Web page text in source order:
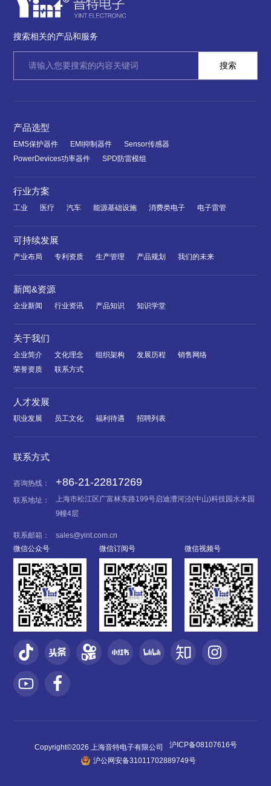
搜索相关的产品和服务
产品选型
EMS保护器件 EMI抑制器件
Sensor传感器
PowerDevices功率器件
SPD防雷模组
行业方案
工业 医疗 汽车 能源基础设施 消费类电子 电子雷管
可持续发展
产业布局 专利资质 生产管理 产品规划 我们的未来
新闻&资源
企业新闻 行业资讯 产品知识 知识学堂
关于我们
企业简介 文化理念 组织架构 发展历程
销售网络
荣誉资质
联系方式
人才发展
职业发展 员工文化 福利待遇 招聘列表
联系方式
咨询热线： +86-21-22817269
联系地址：
上海市松江区广富林东路199号启迪漕河泾(中山)科技园水木园
9幢4层
联系邮箱：
sales@yint.com.cn
微信公众号
微信订阅号 微信视频号
Copyright©2026 上海音特电子有限公司
沪ICP备08107616号
沪公网安备31011702889749号